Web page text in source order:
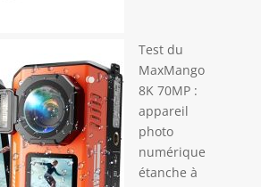
Test du
MaxMango
8K 70MP :
appareil
photo
numérique
étanche à